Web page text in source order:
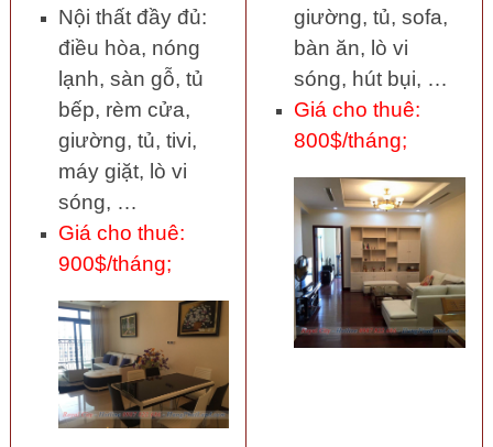
Nội thất đầy đủ:
điều hòa, nóng
lạnh, sàn gỗ, tủ
bếp, rèm cửa,
giường, tủ, tivi,
máy giặt, lò vi
sóng, …
Giá cho thuê:
900$/tháng;
giường, tủ, sofa,
bàn ăn, lò vi
sóng, hút bụi, …
Giá cho thuê:
800$/tháng;